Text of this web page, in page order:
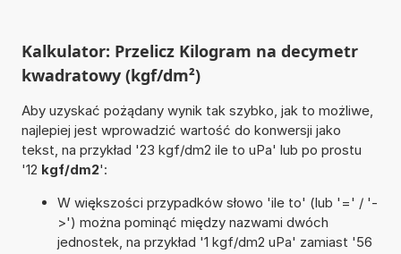
Kalkulator: Przelicz Kilogram na decymetr
kwadratowy (kgf/dm²)
Aby uzyskać pożądany wynik tak szybko, jak to możliwe,
najlepiej jest wprowadzić wartość do konwersji jako
tekst, na przykład '23 kgf/dm2 ile to uPa' lub po prostu
'12 kgf/dm2':
W większości przypadków słowo 'ile to' (lub '=' / '-
>') można pominąć między nazwami dwóch
jednostek, na przykład '1 kgf/dm2 uPa' zamiast '56